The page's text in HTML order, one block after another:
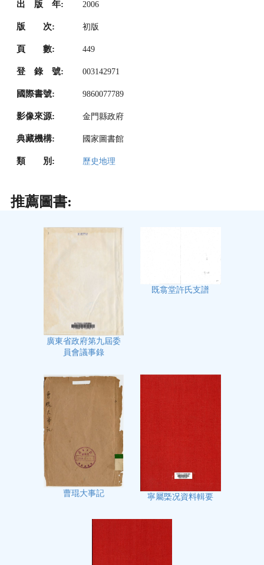
出 版 年: 2006
版 次: 初版
頁 數: 449
登 錄 號: 003142971
國際書號: 9860077789
影像來源: 金門縣政府
典藏機構: 國家圖書館
類 別: 歷史地理
推薦圖書:
廣東省政府第九屆委
員會議事錄
既翕堂許氏支譜
曹琨大事記 寧屬㮣况資料輯要